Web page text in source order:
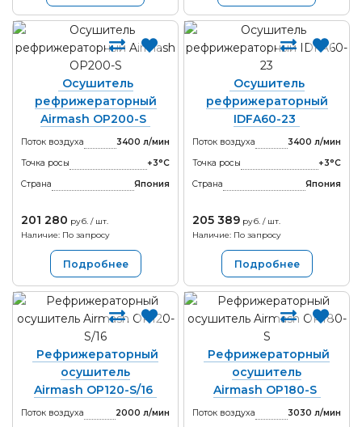
Осушитель
рефрижераторный
Airmash OP200-S
Поток воздуха
3400 л/мин
Точка росы
+3°С
Страна
Япония
201 280 руб. / шт.
Наличие: По запросу
Подробнее
Осушитель
рефрижераторный
IDFA60-23
Поток воздуха
3400 л/мин
Точка росы
+3°С
Страна
Япония
205 389 руб. / шт.
Наличие: По запросу
Подробнее
Рефрижераторный
осушитель
Airmash OP120-S/16
Поток воздуха
2000 л/мин
Рефрижераторный
осушитель
Airmash OP180-S
Поток воздуха
3030 л/мин